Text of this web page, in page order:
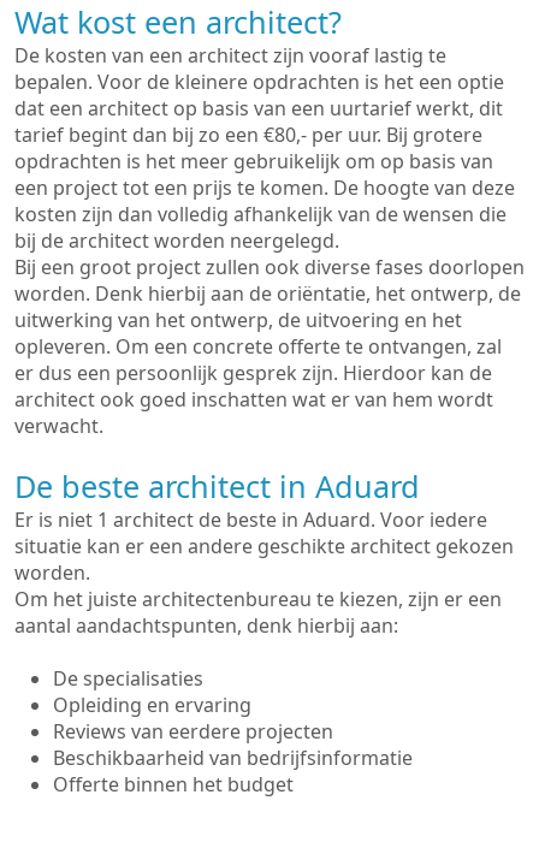
Wat kost een architect?
De kosten van een architect zijn vooraf lastig te
bepalen. Voor de kleinere opdrachten is het een optie
dat een architect op basis van een uurtarief werkt, dit
tarief begint dan bij zo een €80,- per uur. Bij grotere
opdrachten is het meer gebruikelijk om op basis van
een project tot een prijs te komen. De hoogte van deze
kosten zijn dan volledig afhankelijk van de wensen die
bij de architect worden neergelegd.
Bij een groot project zullen ook diverse fases doorlopen
worden. Denk hierbij aan de oriëntatie, het ontwerp, de
uitwerking van het ontwerp, de uitvoering en het
opleveren. Om een concrete offerte te ontvangen, zal
er dus een persoonlijk gesprek zijn. Hierdoor kan de
architect ook goed inschatten wat er van hem wordt
verwacht.
De beste architect in Aduard
Er is niet 1 architect de beste in Aduard. Voor iedere
situatie kan er een andere geschikte architect gekozen
worden.
Om het juiste architectenbureau te kiezen, zijn er een
aantal aandachtspunten, denk hierbij aan:
De specialisaties
Opleiding en ervaring
Reviews van eerdere projecten
Beschikbaarheid van bedrijfsinformatie
Offerte binnen het budget